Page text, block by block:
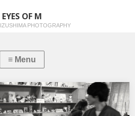
EYES OF M
PHOTOGRAPHY